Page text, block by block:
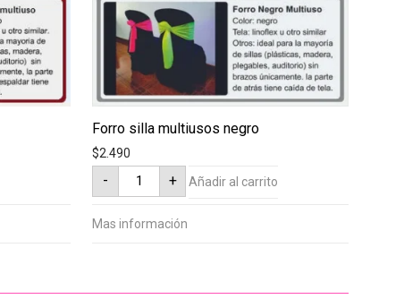
Forro silla multiusos negro
$2.490
-
Forro
silla
multiusos
cantidad
+ Añadir al carrito
Mas información